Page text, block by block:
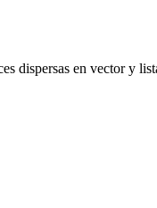
dispersas en vector y